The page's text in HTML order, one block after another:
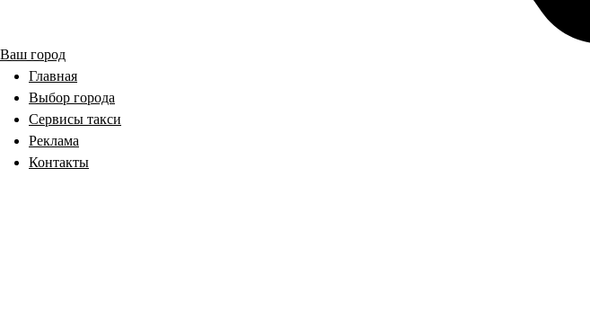
Ваш город
Главная
Выбор города
Сервисы такси
Реклама
Контакты